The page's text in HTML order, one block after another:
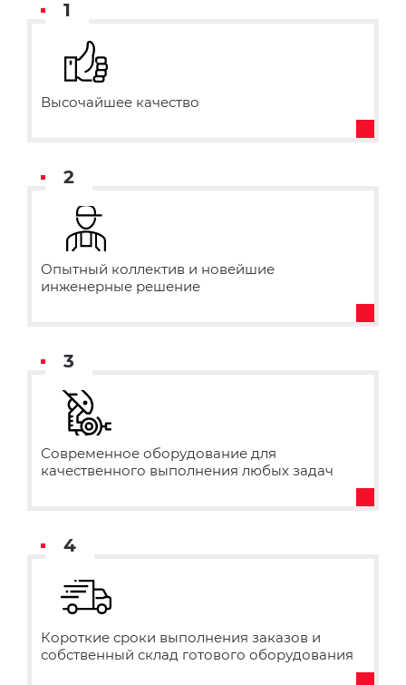
1
Высочайшее качество
2
Опытный коллектив и новейшие
инженерные решение
3
Современное оборудование для
качественного выполнения любых задач
4
Короткие сроки выполнения заказов и
собственный склад готового оборудования